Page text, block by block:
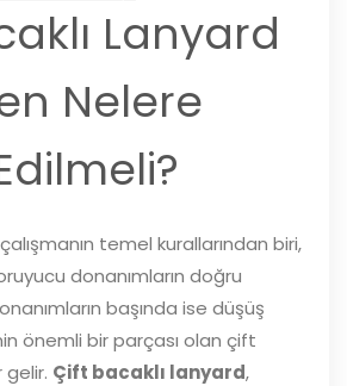
Lanyard
Nelere
temel kurallarından biri,
donanımların doğru
başında ise düşüş
önemli bir parçası olan çift
gelir. Çift bacaklı lanyard,